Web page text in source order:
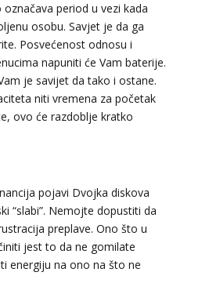
period u vezi kada
osobu. Savjet je da ga
Posvećenost odnosu i
napuniti će Vam baterije.
je savijet da tako i ostane.
niti vremena za početak
ovo će razdoblje kratko
pojavi Dvojka diskova
“slabi”. Nemojte dopustiti da
preplave. Ono što u
jest to da ne gomilate
energiju na ono na što ne